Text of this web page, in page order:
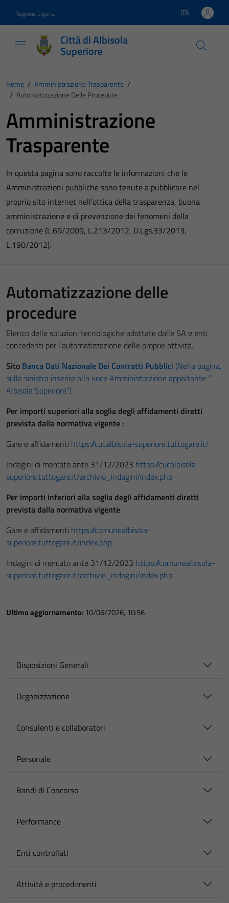
Regione Liguria Lingua attiva:
ITA
Città di Albisola
Superiore
Home / Amministrazione Trasparente /
/ Automatizzazione Delle Procedure
Amministrazione
Trasparente
In questa pagina sono raccolte le informazioni che le
Amministrazioni pubbliche sono tenute a pubblicare nel
proprio sito internet nell’ottica della trasparenza, buona
amministrazione e di prevenzione dei fenomeni della
corruzione (L.69/2009, L.213/2012, D.Lgs.33/2013,
L.190/2012).
Automatizzazione delle
procedure
Elenco delle soluzioni tecnologiche adottate dalle SA e enti
concedenti per l’automatizzazione delle proprie attività.
Sito Banca Dati Nazionale Dei Contratti Pubblici (Nella pagina,
sulla sinistra inserire alla voce Amministrazione appaltante ”
Albisola Superiore”)
Per importi superiori alla soglia degli affidamenti diretti
prevista dalla normativa vigente :
Gare e affidamenti https://cucalbisola-superiore.tuttogare.it/
Indagini di mercato ante 31/12/2023 https://cucalbisola-
superiore.tuttogare.it/archivio_indagini/index.php
Per importi inferiori alla soglia degli affidamenti diretti
prevista dalla normativa vigente
Gare e affidamenti https://comunealbisola-
superiore.tuttogare.it/index.php
Indagini di mercato ante 31/12/2023 https://comunealbisola-
superiore.tuttogare.it/archivio_indagini/index.php
Ultimo aggiornamento: 10/06/2026, 10:56
Disposizioni Generali
Organizzazione
Consulenti e collaboratori
Personale
Bandi di Concorso
Performance
Enti controllati
Attività e procedimenti